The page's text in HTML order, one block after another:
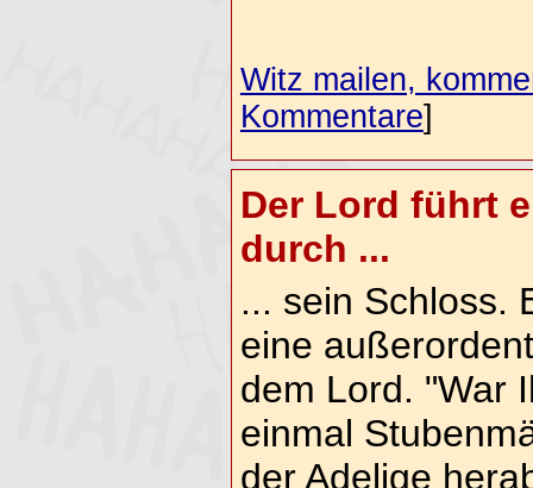
Witz mailen,
Kommentare]
Der Lord führt
durch ...
... sein Schloss.
eine
dem Lord. "War
einmal
der Adelige